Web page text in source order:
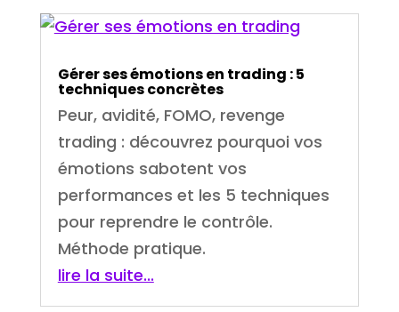
Gérer ses émotions en trading : 5
techniques concrètes
Peur, avidité, FOMO, revenge
trading : découvrez pourquoi vos
émotions sabotent vos
performances et les 5 techniques
pour reprendre le contrôle.
Méthode pratique.
lire la suite...